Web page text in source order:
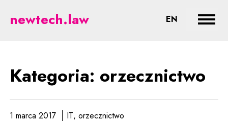
orzecznictwo - prawne aspekty
newtech.law EN CHANGE
Kategoria: orzecznictwo
1 marca 2017 IT orzecznictwo